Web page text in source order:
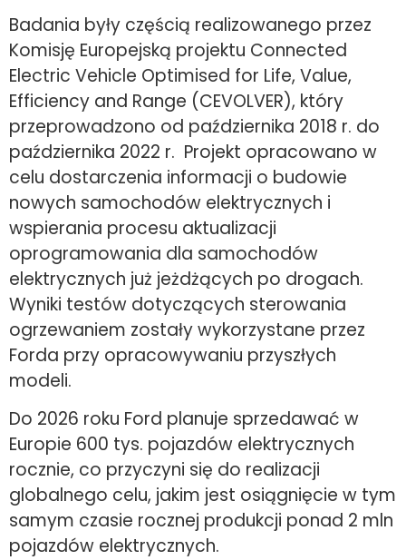
Badania były częścią realizowanego przez
Komisję Europejską projektu Connected
Electric Vehicle Optimised for Life, Value,
Efficiency and Range (CEVOLVER), który
przeprowadzono od października 2018 r. do
października 2022 r. Projekt opracowano w
celu dostarczenia informacji o budowie
nowych samochodów elektrycznych i
wspierania procesu aktualizacji
oprogramowania dla samochodów
elektrycznych już jeżdżących po drogach.
Wyniki testów dotyczących sterowania
ogrzewaniem zostały wykorzystane przez
Forda przy opracowywaniu przyszłych
modeli.
Do 2026 roku Ford planuje sprzedawać w
Europie 600 tys. pojazdów elektrycznych
rocznie, co przyczyni się do realizacji
globalnego celu, jakim jest osiągnięcie w tym
samym czasie rocznej produkcji ponad 2 mln
pojazdów elektrycznych.